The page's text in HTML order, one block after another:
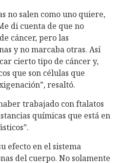
no salen como uno quiere,
di cuenta de que no
cáncer, pero las
y no marcaba otras. Así
cierto tipo de cáncer y,
que son células que
resaltó.
trabajado con ftalatos
químicas que está en
efecto en el sistema
del cuerpo. No solamente